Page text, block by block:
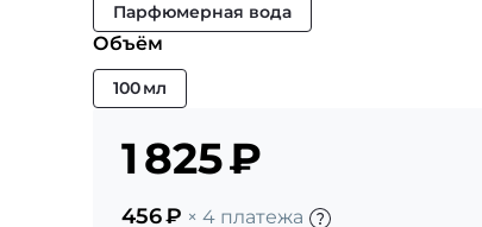
Парфюмерная вода
Объём
100 мл
1 825₽
456₽ × 4 платежа